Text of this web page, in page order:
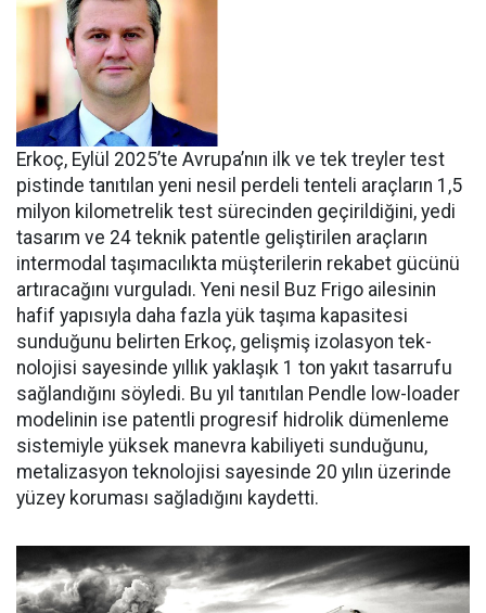
Erkoç, Eylül 2025’te Avru­pa’nın ilk ve tek treyler test
pistin­de tanıtılan yeni nesil perdeli ten­teli araçların 1,5
milyon kilomet­relik test sürecinden geçirildiğini, yedi
tasarım ve 24 teknik patentle geliştirilen araçların
intermodal taşımacılıkta müşterilerin reka­bet gücünü
artıracağını vurgula­dı. Yeni nesil Buz Frigo ailesinin
hafif yapısıyla daha fazla yük ta­şıma kapasitesi
sunduğunu belir­ten Erkoç, gelişmiş izolasyon tek­
nolojisi sayesinde yıllık yaklaşık 1 ton yakıt tasarrufu
sağlandığı­nı söyledi. Bu yıl tanıtılan Pendle low-loader
modelinin ise patent­li progresif hidrolik dümenleme
sistemiyle yüksek manevra kabi­liyeti sunduğunu,
metalizasyon teknolojisi sayesinde 20 yılın üze­rinde
yüzey koruması sağladığını kaydetti.